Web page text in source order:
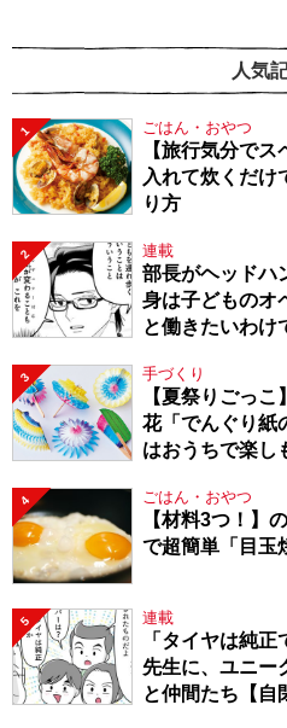
人気
1 ごはん・おやつ
【旅行気分で
入れて炊くだけ
り方
2 連載
部長がヘッドハ
身は子どものオ
と働きたいわ
3 手づくり
【夏祭りごっ
花「でんぐり紙
はおうちで楽し
4 ごはん・おやつ
【材料3つ！】
で超簡単「目玉
5 連載
「タイヤは純
先生に、ユニー
と仲間たち【自